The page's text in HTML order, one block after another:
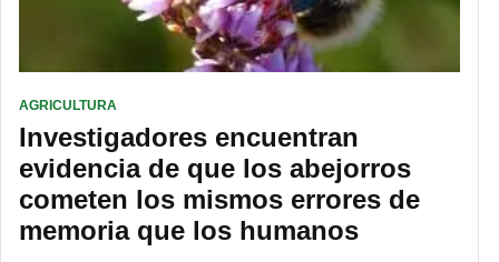
AGRICULTURA
Investigadores encuentran
evidencia de que los abejorros
cometen los mismos errores de
memoria que los humanos